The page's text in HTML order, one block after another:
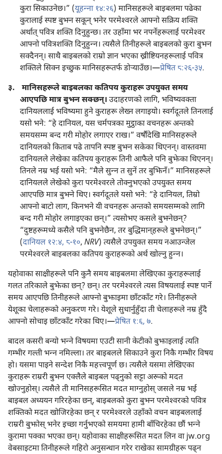
कुरा सिकाउनेछ।” (यूहन्‍ना १४:२६) मानिसहरूले बाइबलमा पढेका
कुरालाई स्पष्ट बुझ्न सकून्‌ भनेर परमेश्‍वरले आफ्नो सक्रिय शक्‍ति
अर्थात्‌ पवित्र शक्‍ति दिनुहुन्छ। तर उहाँमा भर नपर्नेहरूलाई परमेश्‍वर
आफ्नो पवित्रशक्‍ति दिनुहुन्‍न। त्यसैले तिनीहरूले बाइबलको कुरा बुझ्न
सक्दैनन्‌। साथै बाइबलको राम्रो ज्ञान भएका ख्रीष्टियनहरूलाई पवित्र
शक्‍तिले सिक्न इच्छुक मानिसहरूतर्फ डोऱ्‍याउँछ।—प्रेषित ८:२६-३५.
३.
मानिसहरूले बाइबलका कतिपय कुराहरू उपयुक्‍त समय
आएपछि मात्र बुझ्न सक्छन्‌। उदाहरणको लागि, भविष्यवक्‍ता
दानियललाई भविष्यमा हुने कुराहरू लेख्न लगाइयो। स्वर्गदूतले तिनलाई
यसो भने: “हे दानियल, यस चर्मपत्रका मुट्ठाका वचनहरू अन्तको
समयसम्म बन्द गरी मोहोर लगाएर राख।” वर्षौंदेखि मानिसहरूले
दानियलको किताब पढे तापनि स्पष्ट बुझ्न सकेका थिएनन्‌। वास्तवमा
दानियलले लेखेका कतिपय कुराहरू तिनी आफैले पनि बुझेका थिएनन्‌।
तिनले नम्र भई यसो भने: “मैले सुन्‍न त सुनें तर बुझिनँ।” मानिसहरूले
दानियलले लेखेको कुरा परमेश्‍वरले तोक्नुभएको उपयुक्‍त समय
आएपछि मात्र बुझ्ने थिए। स्वर्गदूतले यसो भने: “हे दानियल, तिम्रो
आफ्नो बाटो लाग, किनभने यी वचनहरू अन्तको समयसम्मको लागि
बन्द गरी मोहोर लगाइएका छन्‌।” त्यसोभए कसले बुझ्नेछन्‌?
“दुष्टहरूमध्ये कसैले पनि बुझ्नेछैन, तर बुद्धिमान्‌हरूले बुझ्नेछन्‌।”
(दानियल १२:४, ८-१०, NRV) त्यसैले उपयुक्‍त समय नआउन्जेल
परमेश्‍वरले बाइबलका कतिपय कुराहरूको अर्थ खोल्नु हुन्‍न।
यहोवाका साक्षीहरूले पनि कुनै समय बाइबलमा लेखिएका कुराहरूलाई
गलत तरिकाले बुझेका छन्‌? छन्‌। तर परमेश्‍वरले त्यस विषयलाई स्पष्ट पार्ने
समय आएपछि तिनीहरूले आफ्नो बुझाइमा छाँटकाँट गरे। तिनीहरूले
येशूका चेलाहरूको अनुकरण गरे। येशूले सुधार्नुहुँदा ती चेलाहरूले नम्र हुँदै
आफ्नो सोचाइ छाँटकाँट गरेका थिए।—प्रेषित १:६, ७.
बादल कसरी बन्यो भन्‍ने विषयमा एउटी सानी केटीको बुझाइलाई त्यति
गम्भीर गल्ती भन्‍न नमिल्ला। तर बाइबलले सिकाउने कुरा निकै गम्भीर विषय
हो। यसमा पाइने सन्देश निकै महत्त्वपूर्ण छ। त्यसैले यसमा लेखिएका
कुराहरू राम्ररी बुझ्न एक्लैले बाइबल पढ्‌नुको सट्टा अरूको मदत
खोज्नुहोस्‌। त्यसैले ती मानिसहरूसित मदत माग्नुहोस्‌ जसले नम्र भई
बाइबल अध्ययन गरिरहेका छन्‌, बाइबलको कुरा बुझ्न परमेश्‍वरको पवित्र
शक्‍तिको मदत खोजिरहेका छन्‌ र परमेश्‍वरले उहाँको वचन बाइबललाई
राम्ररी बुझोस्‌ भनेर इच्छा गर्नुभएको समयमा हामी बाँचिरहेका छौं भन्‍ने
कुरामा पक्का भएका छन्‌। यहोवाका साक्षीहरूसित मदत लिन वा jw.org
वेबसाइटमा तिनीहरूले गहिरो अनुसन्धान गरेर राखेका सामग्रीहरू पढ्‌न